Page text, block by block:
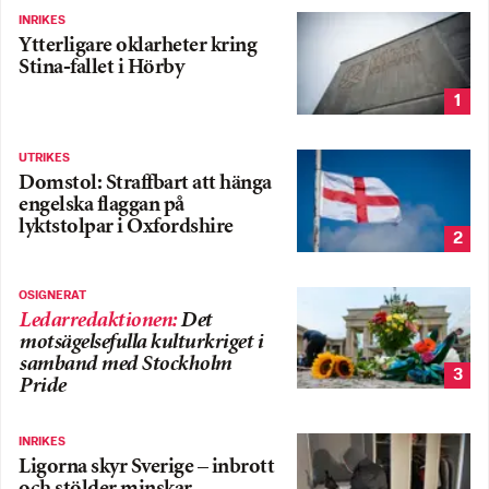
INRIKES
Ytterligare oklarheter kring
Stina-fallet i Hörby
1
UTRIKES
Domstol: Straffbart att hänga
engelska flaggan på
lyktstolpar i Oxfordshire
2
OSIGNERAT
Ledarredaktionen:Det
motsägelsefulla kulturkriget i
samband med Stockholm
Pride
3
INRIKES
Ligorna skyr Sverige – inbrott